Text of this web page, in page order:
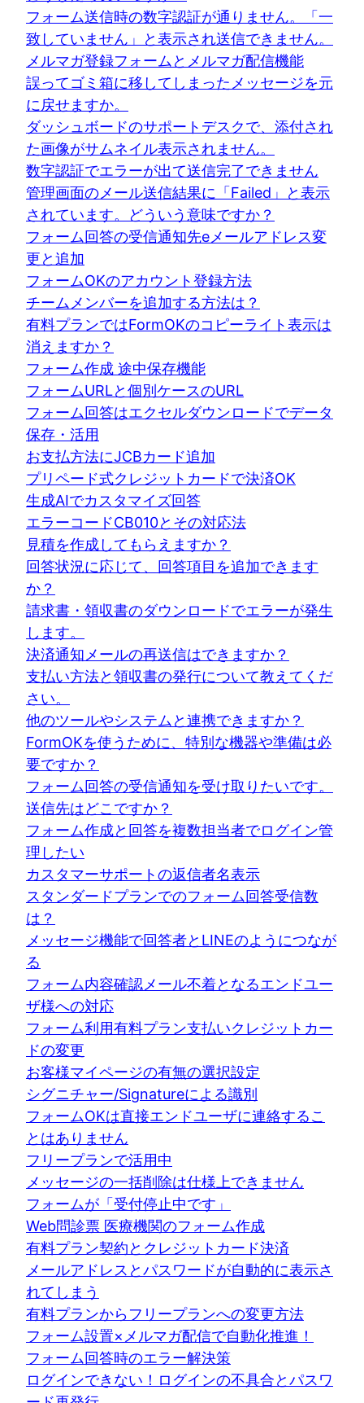
フォーム送信時の数字認証が通りません。「一
致していません」と表示され送信できません。
メルマガ登録フォームとメルマガ配信機能
誤ってゴミ箱に移してしまったメッセージを元
に戻せますか。
ダッシュボードのサポートデスクで、添付され
た画像がサムネイル表示されません。
数字認証でエラーが出て送信完了できません
管理画面のメール送信結果に「Failed」と表示
されています。どういう意味ですか？
フォーム回答の受信通知先eメールアドレス変
更と追加
フォームOKのアカウント登録方法
チームメンバーを追加する方法は？
有料プランではFormOKのコピーライト表示は
消えますか？
フォーム作成 途中保存機能
フォームURLと個別ケースのURL
フォーム回答はエクセルダウンロードでデータ
保存・活用
お支払方法にJCBカード追加
プリペード式クレジットカードで決済OK
生成AIでカスタマイズ回答
エラーコードCB010とその対応法
見積を作成してもらえますか？
回答状況に応じて、回答項目を追加できます
か？
請求書・領収書のダウンロードでエラーが発生
します。
決済通知メールの再送信はできますか？
支払い方法と領収書の発行について教えてくだ
さい。
他のツールやシステムと連携できますか？
FormOKを使うために、特別な機器や準備は必
要ですか？
フォーム回答の受信通知を受け取りたいです。
送信先はどこですか？
フォーム作成と回答を複数担当者でログイン管
理したい
カスタマーサポートの返信者名表示
スタンダードプランでのフォーム回答受信数
は？
メッセージ機能で回答者とLINEのようにつなが
る
フォーム内容確認メール不着となるエンドユー
ザ様への対応
フォーム利用有料プラン支払いクレジットカー
ドの変更
お客様マイページの有無の選択設定
シグニチャー/Signatureによる識別
フォームOKは直接エンドユーザに連絡するこ
とはありません
フリープランで活用中
メッセージの一括削除は仕様上できません
フォームが「受付停止中です」
Web問診票 医療機関のフォーム作成
有料プラン契約とクレジットカード決済
メールアドレスとパスワードが自動的に表示さ
れてしまう
有料プランからフリープランへの変更方法
フォーム設置×メルマガ配信で自動化推進！
フォーム回答時のエラー解決策
ログインできない！ログインの不具合とパスワ